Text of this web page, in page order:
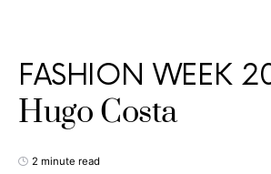
FASHION WEEK
Hugo Costa
2 minute read